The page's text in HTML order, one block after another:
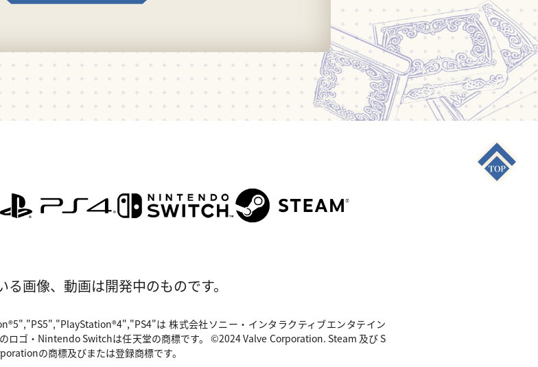
画像、動画は開発中のものです。
は 株式会社ソニー・インタラクティブエンタテイン
ロゴ・Nintendo Switchは任天堂の商標です。 ©2024 Valve Corporation. Steam 及び S
の商標及びまたは登録商標です。